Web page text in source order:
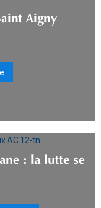
Aigny
: la lutte se